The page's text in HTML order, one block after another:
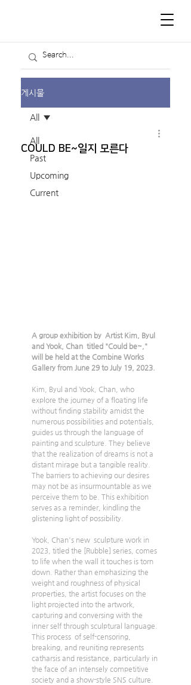
게시물
All
Past
Upcoming
Current
All
COULD BE~일지 모른다
A group exhibition by  Artist Kim, Byul
and Yook, Chan  titled "Could be~,"
will be held at the Combine Works
Gallery from June 29 to July 19, 2023.
Kim, Byul and Yook, Chan, who
explore the journey of a floating life
without finding stability amidst the
numerous possibilities and potentials,
guides us through the language of
painting and sculpture. They believe
that the realization of dreams is not a
distant mirage but a tangible reality.
The barriers to achieving our desires
may not be as insurmountable as we
perceive them to be. This exhibition
serves as a reminder, kindling the
glistening light of possibility.
Yook, Chan's new  sculpture work in
2023, titled the [Rubble] series, comes
to life when the wall it touches is torn
down. Rather than emphasizing the
weight and roughness of physical
properties, the artist focuses on the
light projected into the artwork,
capturing and conversing with the
inner self through sculptural language.
This process  of self-censoring,
breaking, and reuniting represents
catharsis and resistance, particularly in
the face of an intensely competitive
society and a show-style SNS culture.